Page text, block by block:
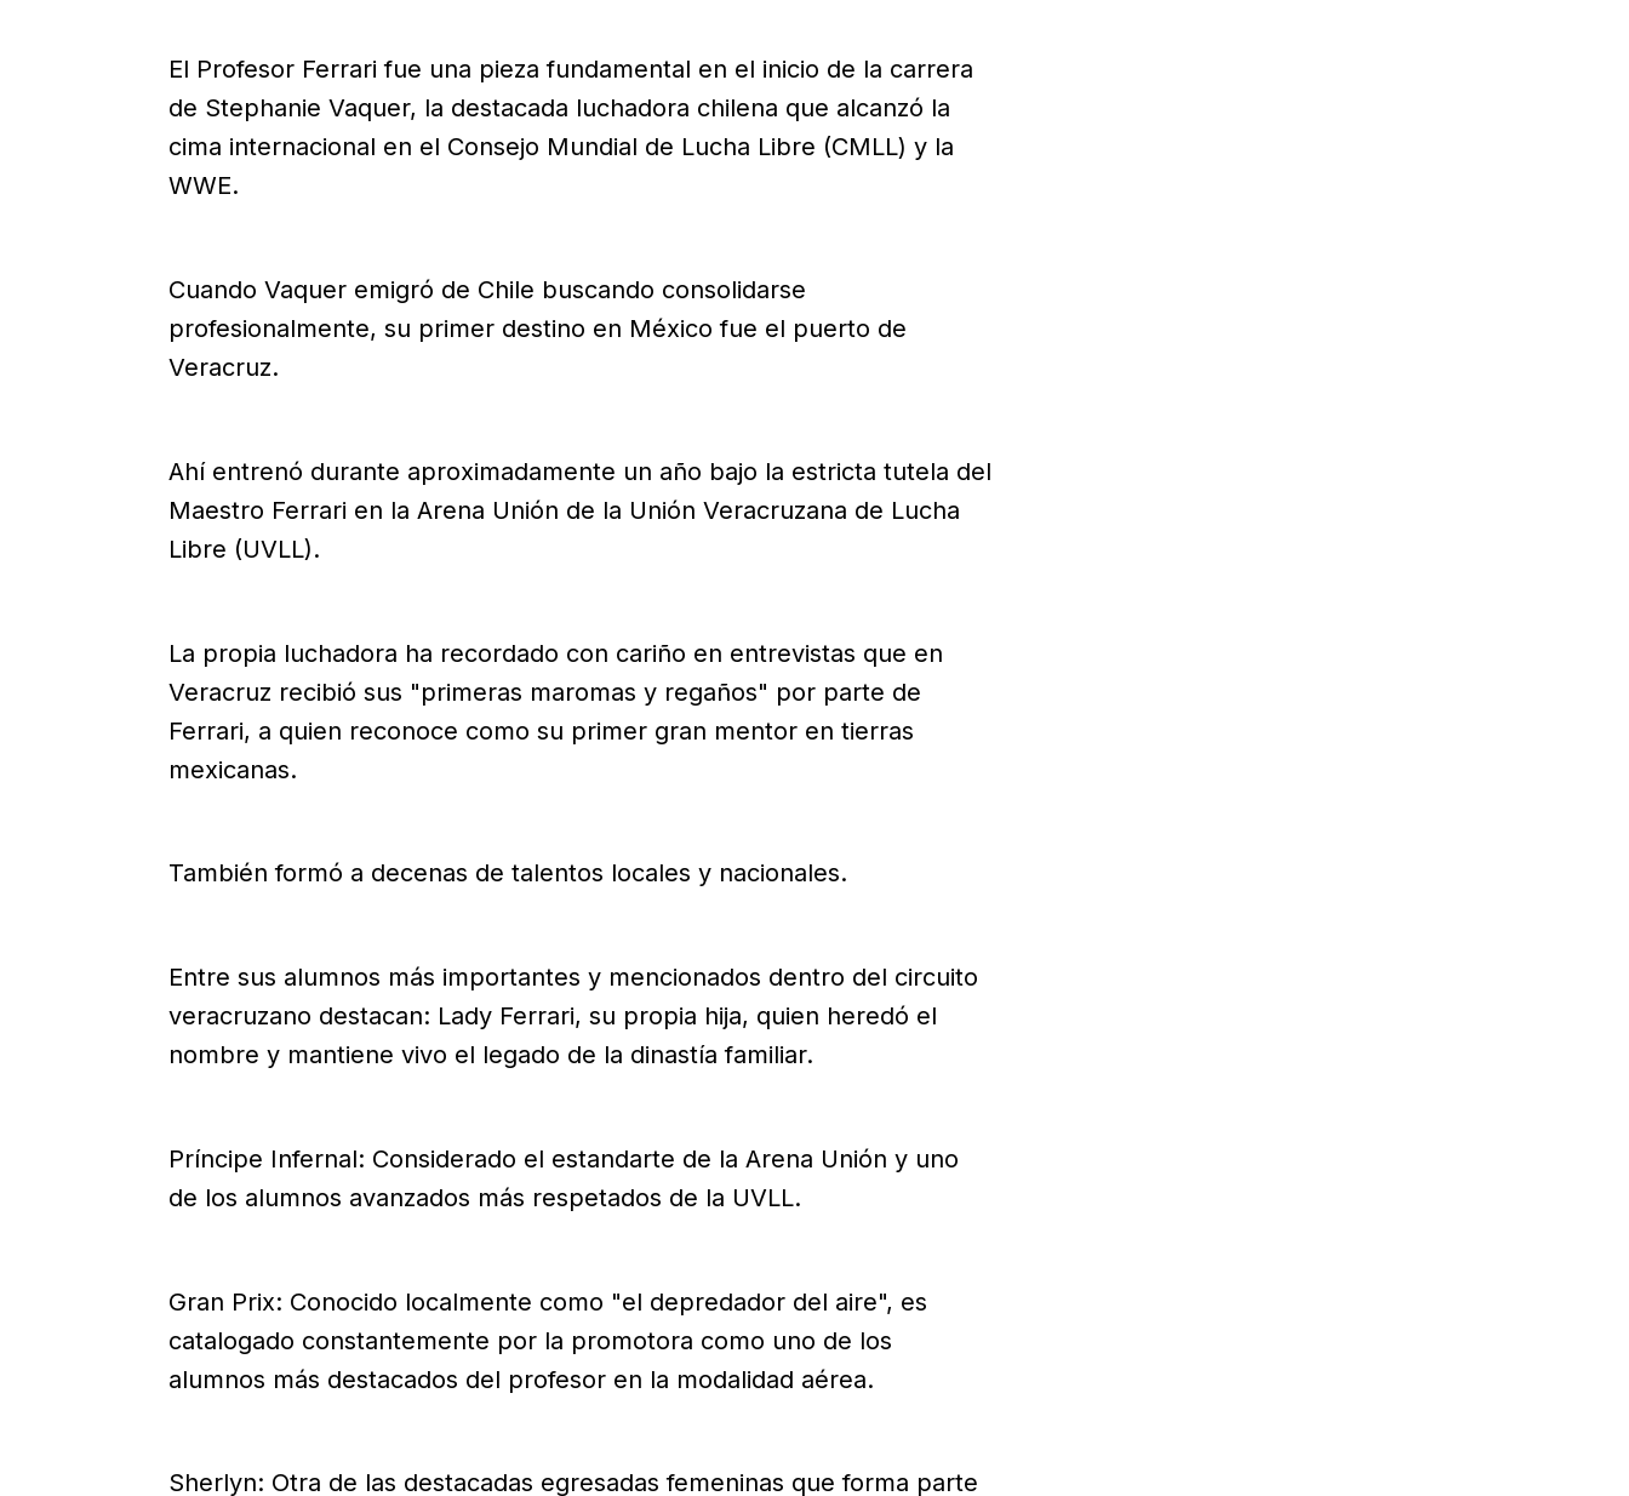
El Profesor Ferrari fue una pieza fundamental en el inicio de la carrera
de Stephanie Vaquer, la destacada luchadora chilena que alcanzó la
cima internacional en el Consejo Mundial de Lucha Libre (CMLL) y la
WWE.
Cuando Vaquer emigró de Chile buscando consolidarse
profesionalmente, su primer destino en México fue el puerto de
Veracruz.
Ahí entrenó durante aproximadamente un año bajo la estricta tutela del
Maestro Ferrari en la Arena Unión de la Unión Veracruzana de Lucha
Libre (UVLL).
La propia luchadora ha recordado con cariño en entrevistas que en
Veracruz recibió sus "primeras maromas y regaños" por parte de
Ferrari, a quien reconoce como su primer gran mentor en tierras
mexicanas.
También formó a decenas de talentos locales y nacionales.
Entre sus alumnos más importantes y mencionados dentro del circuito
veracruzano destacan: Lady Ferrari, su propia hija, quien heredó el
nombre y mantiene vivo el legado de la dinastía familiar.
Príncipe Infernal: Considerado el estandarte de la Arena Unión y uno
de los alumnos avanzados más respetados de la UVLL.
Gran Prix: Conocido localmente como "el depredador del aire", es
catalogado constantemente por la promotora como uno de los
alumnos más destacados del profesor en la modalidad aérea.
Sherlyn: Otra de las destacadas egresadas femeninas que forma parte